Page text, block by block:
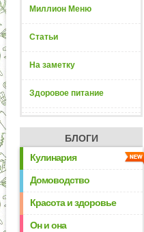
Миллион Меню
Статьи
На заметку
Здоровое питание
БЛОГИ
Кулинария
Домоводство
Красота и здоровье
Он и она